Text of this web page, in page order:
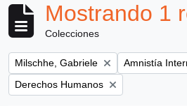
Mostrando 1
Colecciones
Remove filter:
Milschhe, Gabriele Remove filter:
Amnistía
Remove filter:
Derechos Humanos